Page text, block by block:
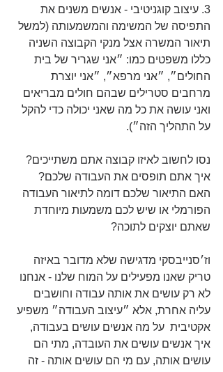
3. עיצוב קוגניטיבי - אנשים משנים את
התפיסה של המשימה והמשמעותה (למשל
תיאור המשרה אצל מנקי הקבוצה השניה
כללו משפטים כמו: ״אני שגריר של בית
החולים״, ״אני מרפא״, ״אני יוצרת
מרחבים סטרילים שבהם חולים מבריאים
ואני עושה את כל מה שאני יכולה כדי להקל
על התהליך הזה״).
נסו לחשוב לאיזו קבוצה אתם משתייכים?
איך אתם תופסים את העבודה שלכם?
האם התיאור שלכם דומה לתיאור העבודה
הפורמלי או שיש לכם משמעות מיוחדת
שאתם יוצקים לתוכה?
וז׳סנייבסקי מדגישה שלא מדובר באיזה
טריק שאנו מפעילים על המוח שלנו - אנחנו
לא רק עושים את אותה עבודה וחושבים
עליה אחרת, אלא ״עיצוב העבודה״ משפיע
אקטיבית  על מה אנשים עושים בעבודה,
איך אנשים עושים את העובדה, מתי הם
עושים אותה, עם מי הם עושים אותה - זה